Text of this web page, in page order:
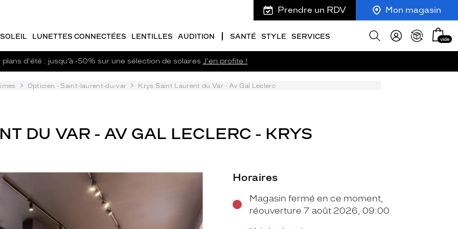
Prendre un RDV Mon magasin
LUNETTES CONNECTÉES LENTILLES AUDITION SANTÉ STYLE SERVICES
Afficher
Mon
panier
vide
plans d'été : jusqu’à -50% sur une sélection de solaires J'en profite !
Opticien - Saint-laurent-du-var Krys Saint Laurent du Var - Av Gal Leclerc
DU VAR - AV GAL LECLERC - KRYS
Horaires
Magasin fermé en ce moment,
réouverture 7 août 2026, 09:00